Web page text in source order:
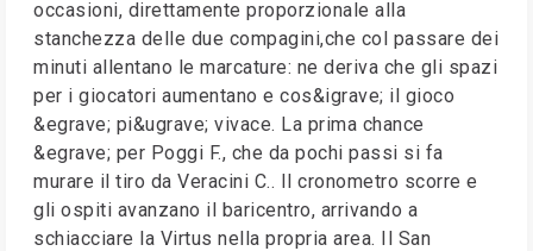
occasioni, direttamente proporzionale alla
stanchezza delle due compagini,che col passare dei
minuti allentano le marcature: ne deriva che gli spazi
per i giocatori aumentano e cos&igrave; il gioco
&egrave; pi&ugrave; vivace. La prima chance
&egrave; per Poggi F., che da pochi passi si fa
murare il tiro da Veracini C.. Il cronometro scorre e
gli ospiti avanzano il baricentro, arrivando a
schiacciare la Virtus nella propria area. Il San